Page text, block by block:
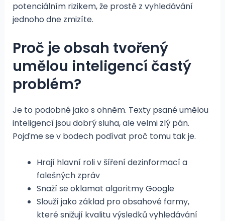
potenciálním rizikem, že prostě z vyhledávání
jednoho dne zmizíte.
Proč je obsah tvořený
umělou inteligencí častý
problém?
Je to podobné jako s ohněm. Texty psané umělou
inteligencí jsou dobrý sluha, ale velmi zlý pán.
Pojďme se v bodech podívat proč tomu tak je.
Hrají hlavní roli v šíření dezinformací a
falešných zpráv
Snaží se oklamat algoritmy Google
Slouží jako základ pro obsahové farmy,
které snižují kvalitu výsledků vyhledávání